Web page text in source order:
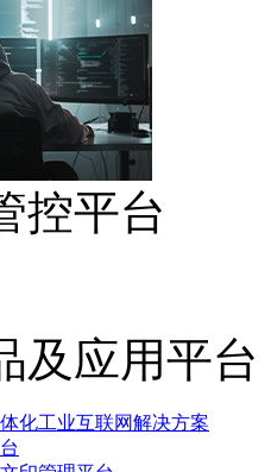
控平台
及应用平台
化工业互联网解决方案